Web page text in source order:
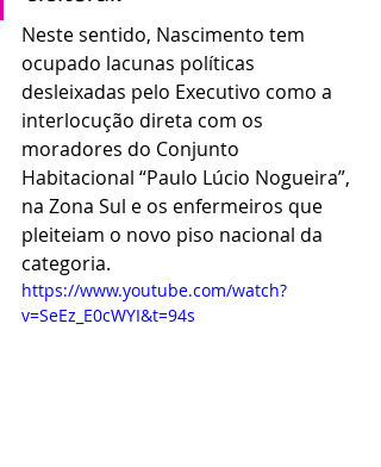
Neste sentido, Nascimento tem
ocupado lacunas políticas
desleixadas pelo Executivo como a
interlocução direta com os
moradores do Conjunto
Habitacional “Paulo Lúcio Nogueira”,
na Zona Sul e os enfermeiros que
pleiteiam o novo piso nacional da
categoria.
https://www.youtube.com/watch?
v=SeEz_E0cWYI&t=94s